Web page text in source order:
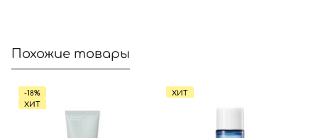
Похожие товары
-18%
ХИТ
ХИТ
Отправляя форму для авторизации/регистрации, вы
принимаете условия